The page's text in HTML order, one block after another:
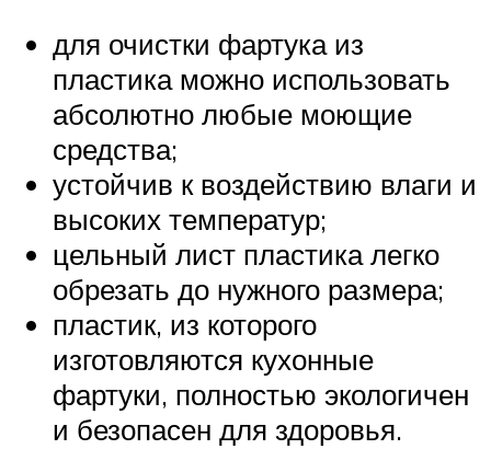
для очистки фартука из
пластика можно использовать
абсолютно любые моющие
средства;
устойчив к воздействию влаги и
высоких температур;
цельный лист пластика легко
обрезать до нужного размера;
пластик, из которого
изготовляются кухонные
фартуки, полностью экологичен
и безопасен для здоровья.